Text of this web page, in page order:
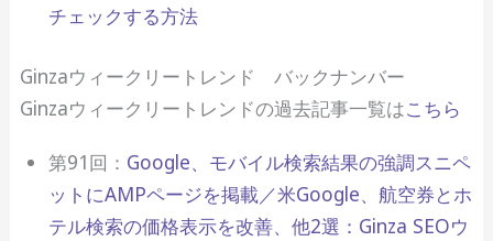
チェックする方法
Ginzaウィークリートレンド バックナンバー
Ginzaウィークリートレンドの過去記事一覧はこちら
第91回： Google、モバイル検索結果の強調スニペ
ットにAMPページを掲載／米Google、航空券とホ
テル検索の価格表示を改善、他2選：Ginza SEOウ